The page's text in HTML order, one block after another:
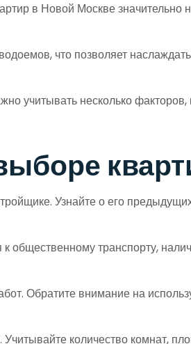
в Новой Москве значительно
что позволяет
учитывать несколько
Узнайте о его
транспорту,
Обратите внимание на
количество комнат,